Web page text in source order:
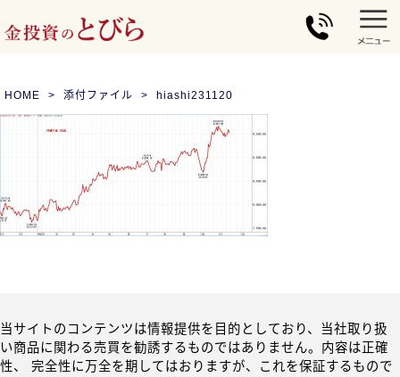
HOME 添付ファイル hiashi231120
当サイトのコンテンツは情報提供を目的としており、当社取り扱
い商品に関わる売買を勧誘するものではありません。内容は正確
性、 完全性に万全を期してはおりますが、これを保証するもので